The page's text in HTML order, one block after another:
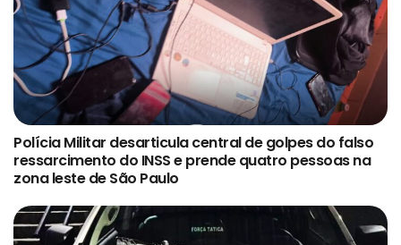
Polícia Militar desarticula central de golpes do falso
ressarcimento do INSS e prende quatro pessoas na
zona leste de São Paulo